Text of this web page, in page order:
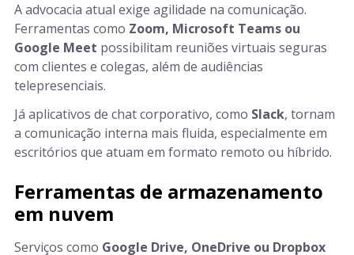
A advocacia atual exige agilidade na comunicação.
Ferramentas como Zoom, Microsoft Teams ou
Google Meet possibilitam reuniões virtuais seguras
com clientes e colegas, além de audiências
telepresenciais.
Já aplicativos de chat corporativo, como Slack, tornam
a comunicação interna mais fluida, especialmente em
escritórios que atuam em formato remoto ou híbrido.
Ferramentas de armazenamento
em nuvem
Serviços como Google Drive, OneDrive ou Dropbox